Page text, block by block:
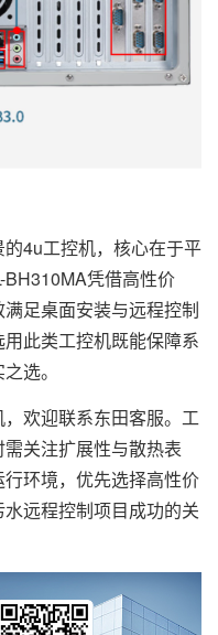
4u工控机，核心在于平
凭借高性价
足桌面安装与远程控制
此类工控机既能保障系
选。
欢迎联系东田客服。工
关注扩展性与散热表
环境，优先选择高性价
远程控制项目成功的关